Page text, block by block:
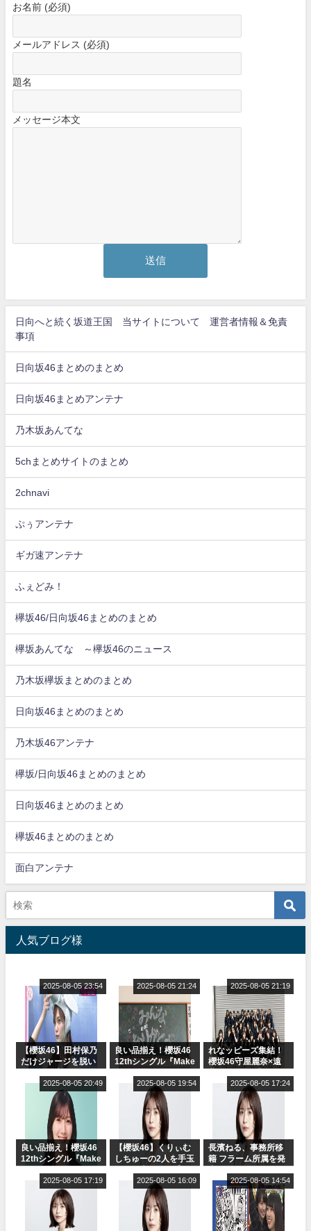
お名前 (必須)
メールアドレス (必須)
題名
メッセージ本文
日向へと続く坂道王国 当サイトについて 運営者情報＆免責
事項
日向坂46まとめのまとめ
日向坂46まとめアンテナ
乃木坂あんてな
5chまとめサイトのまとめ
2chnavi
ぷぅアンテナ
ギガ速アンテナ
ふぇどみ！
欅坂46/日向坂46まとめのまとめ
欅坂あんてな ～欅坂46のニュース
乃木坂欅坂まとめのまとめ
日向坂46まとめのまとめ
乃木坂46アンテナ
欅坂/日向坂46まとめのまとめ
日向坂46まとめのまとめ
欅坂46まとめのまとめ
面白アンテナ
人気ブログ様
【櫻坂46】田村保乃
だけジャージを脱い
2025-08-05 23:54
良い品揃え！櫻坂46
12thシングル『Make
ャルグッズ絶賛販売
2025-08-05 21:24
れなッピーズ集結！
櫻坂46守屋麗奈×遠
ット！」水曜スタジ
オ出演決定
2025-08-05 21:19
良い品揃え！櫻坂46
12thシングル『Make
ャルグッズ絶賛販売
2025-08-05 20:49
【櫻坂46】くりぃむ
しちゅーの2人を手玉
りぃむナンタラ】
2025-08-05 19:54
長濱ねる、事務所移
籍 フラーム所属を発
2025-08-05 17:24
2025-08-05 17:19 2025-08-05 16:09 2025-08-05 14:54